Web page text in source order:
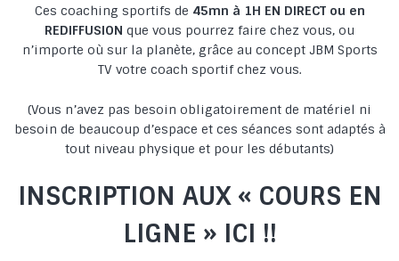
Ces coaching sportifs de 45mn à 1H EN DIRECT ou en
REDIFFUSION que vous pourrez faire chez vous, ou
n’importe où sur la planète, grâce au concept JBM Sports
TV votre coach sportif chez vous.
(Vous n’avez pas besoin obligatoirement de matériel ni
besoin de beaucoup d’espace et ces séances sont adaptés à
tout niveau physique et pour les débutants)
INSCRIPTION AUX « COURS EN
LIGNE » ICI !!